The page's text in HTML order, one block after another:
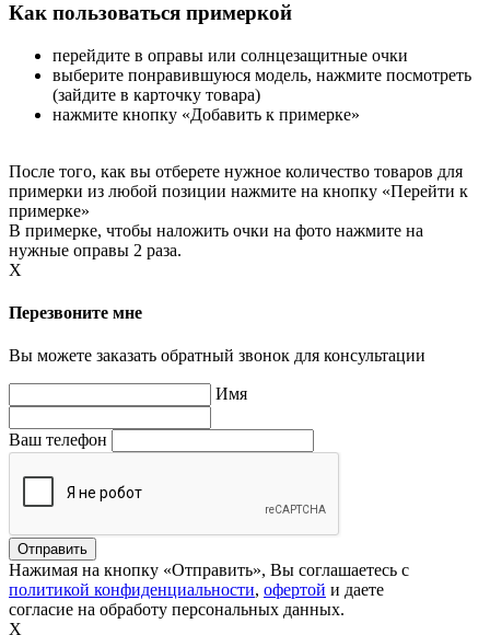
Как пользоваться примеркой
перейдите в оправы или солнцезащитные очки
выберите понравившуюся модель, нажмите посмотреть
(зайдите в карточку товара)
нажмите кнопку «Добавить к примерке»
После того, как вы отберете нужное количество товаров для
примерки из любой позиции нажмите на кнопку «Перейти к
примерке»
В примерке, чтобы наложить очки на фото нажмите на
нужные оправы 2 раза.
X
Перезвоните мне
Вы можете заказать обратный звонок для консультации
Имя
Ваш телефон
Нажимая на кнопку «Отправить», Вы соглашаетесь с
политикой конфиденциальности, офертой и даете
согласие на обработу персональных данных.
X